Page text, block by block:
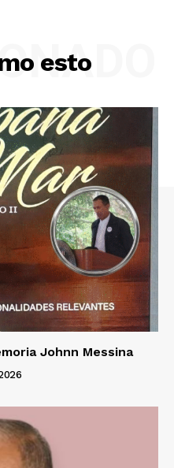
esto
Johnn Messina